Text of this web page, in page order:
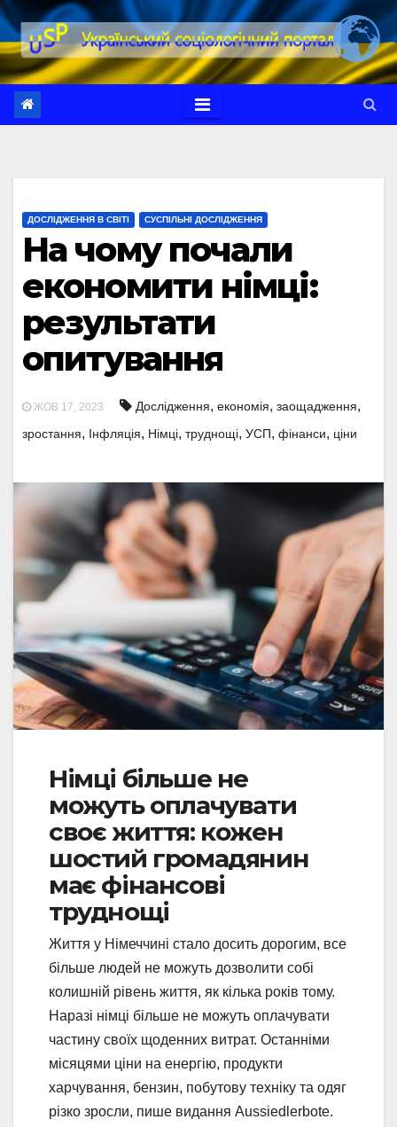
Перейти
до
вмісту
ДОСЛІДЖЕННЯ В СВІТІ СУСПІЛЬНІ ДОСЛІДЖЕННЯ
На чому почали
економити німці:
результати
опитування
ЖОВ 17, 2023 Дослідження, економія, заощадження,
зростання, Інфляція, Німці, труднощі, УСП, фінанси, ціни
Німці більше не
можуть оплачувати
своє життя: кожен
шостий громадянин
має фінансові
труднощі
Життя у Німеччині стало досить дорогим, все
більше людей не можуть дозволити собі
колишній рівень життя, як кілька років тому.
Наразі німці більше не можуть оплачувати
частину своїх щоденних витрат. Останніми
місяцями ціни на енергію, продукти
харчування, бензин, побутову техніку та одяг
різко зросли, пише видання Аussiedlerbote.